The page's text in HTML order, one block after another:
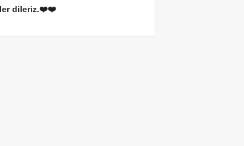
dileriz.❤️❤️